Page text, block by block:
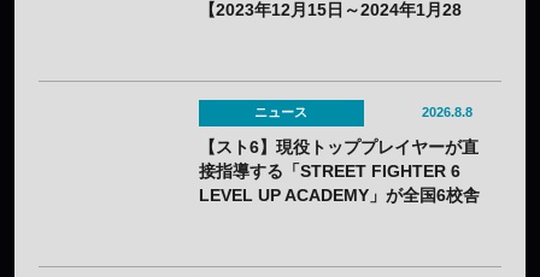
【2023年12月15日～2024年1月28
ニュース 2026.8.8
【スト6】現役トッププレイヤーが直
接指導する「STREET FIGHTER 6
LEVEL UP ACADEMY」が全国6校舎